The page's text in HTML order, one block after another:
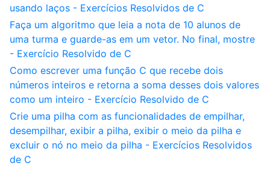
usando laços - Exercícios Resolvidos de C
Faça um algoritmo que leia a nota de 10 alunos de
uma turma e guarde-as em um vetor. No final, mostre
- Exercício Resolvido de C
Como escrever uma função C que recebe dois
números inteiros e retorna a soma desses dois valores
como um inteiro - Exercício Resolvido de C
Crie uma pilha com as funcionalidades de empilhar,
desempilhar, exibir a pilha, exibir o meio da pilha e
excluir o nó no meio da pilha - Exercícios Resolvidos
de C